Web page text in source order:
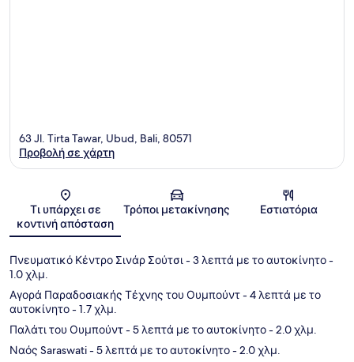
Χάρτης
63 Jl. Tirta Tawar, Ubud, Bali, 80571
Προβολή σε χάρτη
Τι υπάρχει σε
κοντινή απόσταση
Τρόποι μετακίνησης Εστιατόρια
Πνευματικό Κέντρο Σινάρ Σούτσι- 3 λεπτά με το αυτοκίνητο-
1.0 χλμ.
Αγορά Παραδοσιακής Τέχνης του Ουμπούντ- 4 λεπτά με το
αυτοκίνητο- 1.7 χλμ.
Παλάτι του Ουμπούντ- 5 λεπτά με το αυτοκίνητο- 2.0 χλμ.
Ναός Saraswati- 5 λεπτά με το αυτοκίνητο- 2.0 χλμ.